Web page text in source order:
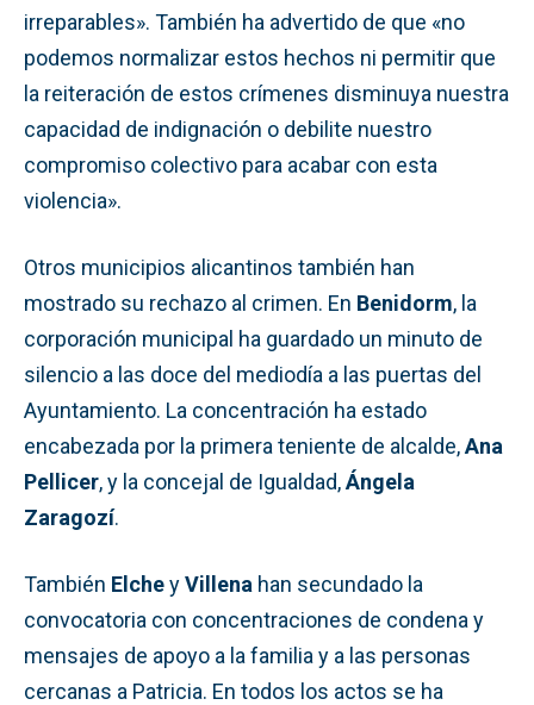
irreparables». También ha advertido de que «no
podemos normalizar estos hechos ni permitir que
la reiteración de estos crímenes disminuya nuestra
capacidad de indignación o debilite nuestro
compromiso colectivo para acabar con esta
violencia».
Otros municipios alicantinos también han
mostrado su rechazo al crimen. En Benidorm, la
corporación municipal ha guardado un minuto de
silencio a las doce del mediodía a las puertas del
Ayuntamiento. La concentración ha estado
encabezada por la primera teniente de alcalde,Ana
Pellicer, y la concejal de Igualdad,Ángela
Zaragozí.
También ElcheyVillena han secundado la
convocatoria con concentraciones de condena y
mensajes de apoyo a la familia y a las personas
cercanas a Patricia. En todos los actos se ha